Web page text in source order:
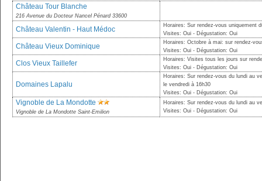
Château Tour Blanche
216 Avenue du Docteur Nancel Pénard 33600
Château Valentin - Haut Médoc
Horaires: Sur rendez-vous uniquement
Visites: Oui - Dégustation: Oui
Château Vieux Dominique
Horaires: Octobre à mai: sur rendez-
Visites: Oui - Dégustation: Oui
Clos Vieux Taillefer
Horaires: Visites tous les jours sur
Visites: Oui - Dégustation: Oui
Domaines Lapalu
Horaires: Sur rendez-vous du lundi au
le vendredi à 16h30
Visites: Oui - Dégustation: Oui
Vignoble de La Mondotte
Vignoble de La Mondotte Saint-Emilion
Horaires: Sur rendez-vous du lundi au
Visites: Oui - Dégustation: Oui